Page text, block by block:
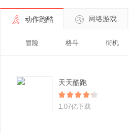
动作跑酷 网络游戏
冒险 格斗 街机
天天酷跑
1.07亿下载